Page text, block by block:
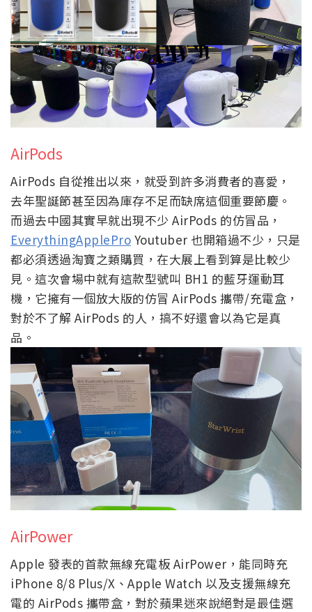
AirPods
AirPods 自從推出以來，就受到許多消費者的喜愛，
去年聖誕節甚至因為庫存不足而缺席這個重要節慶。
而過去中國其實早就出現不少 AirPods 的仿冒品，
EverythingApplePro Youtuber 也開箱過不少，只是
都必須透過淘寶之類購買，在大展上看到算是比較少
見。這次會場中就有這款型號叫 BH1 的藍牙運動耳
機，它擁有一個放大版的仿冒 AirPods 攜帶/充電盒，
對於不了解 AirPods 的人，搞不好還會以為它是真
品。
AirPower
Apple 發表的首款無線充電板 AirPower，能同時充
iPhone 8/8 Plus/X、Apple Watch 以及支援無線充
電的 AirPods 攜帶盒，對於蘋果迷來說絕對是最佳選